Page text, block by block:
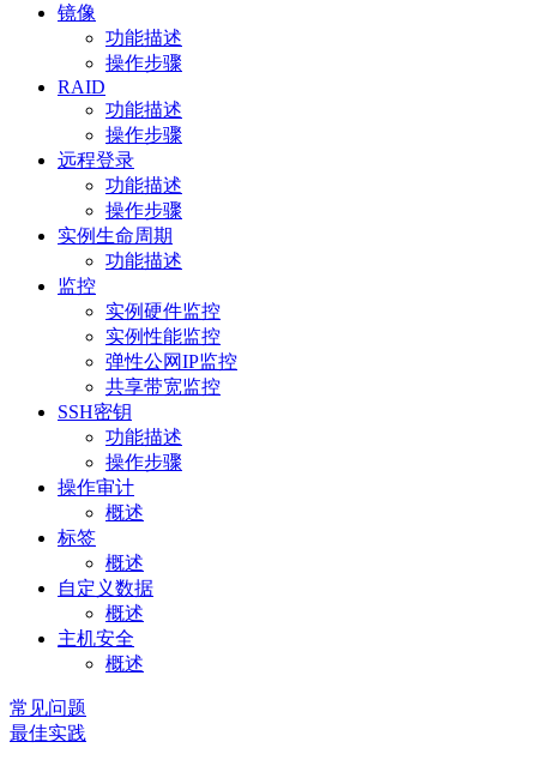
镜像
功能描述
操作步骤
RAID
功能描述
操作步骤
远程登录
功能描述
操作步骤
实例生命周期
功能描述
监控
实例硬件监控
实例性能监控
弹性公网IP监控
共享带宽监控
SSH密钥
功能描述
操作步骤
操作审计
概述
标签
概述
自定义数据
概述
主机安全
概述
常见问题
最佳实践